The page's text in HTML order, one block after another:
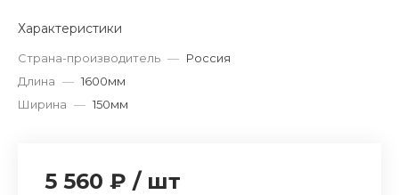
Характеристики
Страна-производитель — Россия
Длина — 1600мм
Ширина — 150мм
5 560 ₽ / шт